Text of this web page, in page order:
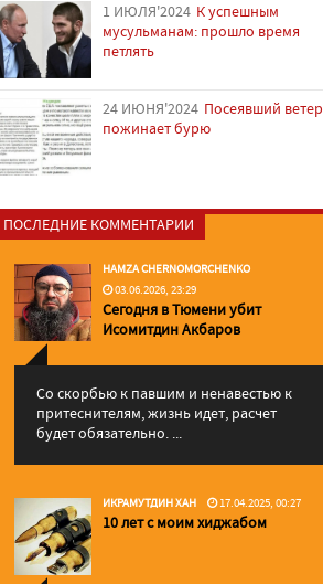
1 ИЮЛЯ'2024 К успешным
мусульманам: прошло время
петлять
24 ИЮНЯ'2024 Посеявший ветер
пожинает бурю
ПОСЛЕДНИЕ КОММЕНТАРИИ
HAMZA CHERNOMORCHENKO
03.06.2026, 23:29
Сегодня в Тюмени убит
Исомитдин Акбаров
Со скорбью к павшим и ненавестью к
притеснителям, жизнь идет, расчет
будет обязательно. ...
ИКРАМУТДИН ХАН 17.04.2025, 00:27
10 лет с моим хиджабом